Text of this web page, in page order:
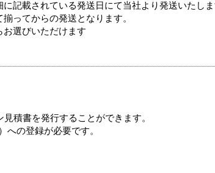
記載されている発送日にて当社より発送いたしま
ってからの発送となります。
選びいただけます
積書を発行することができます。
の登録が必要です。